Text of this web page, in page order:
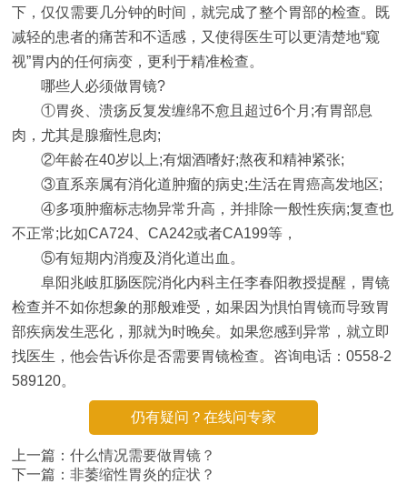
下，仅仅需要几分钟的时间，就完成了整个胃部的检查。既
减轻的患者的痛苦和不适感，又使得医生可以更清楚地“窥
视”胃内的任何病变，更利于精准检查。
哪些人必须做胃镜?
①胃炎、溃疡反复发缠绵不愈且超过6个月;有胃部息
肉，尤其是腺瘤性息肉;
②年龄在40岁以上;有烟酒嗜好;熬夜和精神紧张;
③直系亲属有消化道肿瘤的病史;生活在胃癌高发地区;
④多项肿瘤标志物异常升高，并排除一般性疾病;复查也
不正常;比如CA724、CA242或者CA199等，
⑤有短期内消瘦及消化道出血。
阜阳兆岐肛肠医院消化内科主任李春阳教授提醒，胃镜
检查并不如你想象的那般难受，如果因为惧怕胃镜而导致胃
部疾病发生恶化，那就为时晚矣。如果您感到异常，就立即
找医生，他会告诉你是否需要胃镜检查。咨询电话：0558-2
589120。
仍有疑问？在线问专家
上一篇：什么情况需要做胃镜？
下一篇：非萎缩性胃炎的症状？